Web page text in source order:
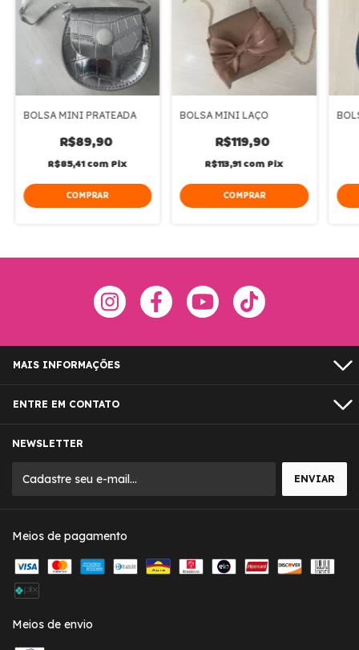
BOLSA MINI PRATEADA
R$89,90
R$85,41comPix
BOLSA MINI LAÇO
R$119,90
R$113,91comPix
MAIS INFORMAÇÕES
ENTRE EM CONTATO
NEWSLETTER
Meios de pagamento
Meios de envio